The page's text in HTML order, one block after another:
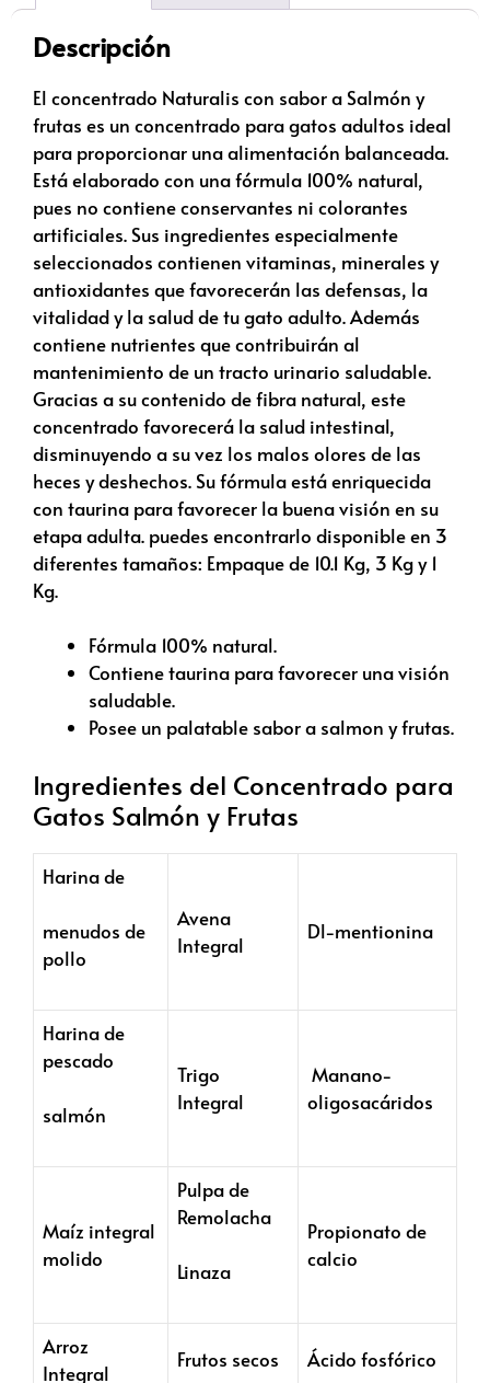
Descripción
El concentrado Naturalis con sabor a Salmón y
frutas es un concentrado para gatos adultos ideal
para proporcionar una alimentación balanceada.
Está elaborado con una fórmula 100% natural,
pues no contiene conservantes ni colorantes
artificiales. Sus ingredientes especialmente
seleccionados contienen vitaminas, minerales y
antioxidantes que favorecerán las defensas, la
vitalidad y la salud de tu gato adulto. Además
contiene nutrientes que contribuirán al
mantenimiento de un tracto urinario saludable.
Gracias a su contenido de fibra natural, este
concentrado favorecerá la salud intestinal,
disminuyendo a su vez los malos olores de las
heces y deshechos. Su fórmula está enriquecida
con taurina para favorecer la buena visión en su
etapa adulta. puedes encontrarlo disponible en 3
diferentes tamaños: Empaque de 10.1 Kg, 3 Kg y 1
Kg.
Fórmula 100% natural.
Contiene taurina para favorecer una visión
saludable.
Posee un palatable sabor a salmon y frutas.
Ingredientes del Concentrado para
Gatos Salmón y Frutas
Harina de
menudos de
pollo
Avena
Integral
Dl-mentionina
Harina de
pescado
salmón
Trigo
Integral
Manano-
oligosacáridos
Maíz integral
molido
Pulpa de
Remolacha
Linaza
Propionato de
calcio
Arroz
Integral
Frutos secos Ácido fosfórico